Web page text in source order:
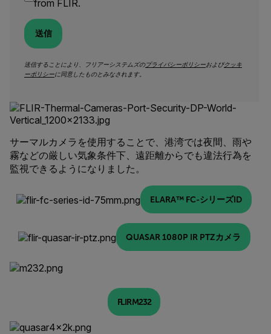
from FLIR.
送信
送信することにより、フリアーシステムズのプライバシーポリシーおよびクッキ
ーポリシーに同意したものとみなされます。
サーマルカメラを使用することで、港湾では夜間、雨や
霧などの厳しい気象条件下、遠距離からでも違法行為を
監視できるようになりました。
ELARA™ FC-シリーズID
QUASAR 1080P IR PTZカメラ
FLIR M232